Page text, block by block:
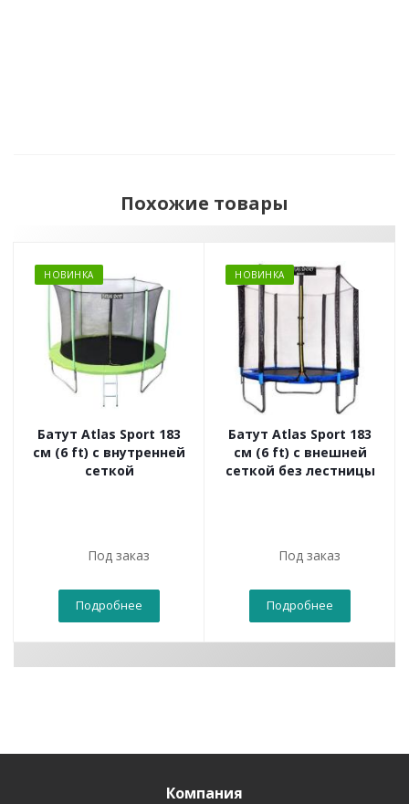
Похожие товары
НОВИНКА
Батут Atlas Sport 183
см (6 ft) с внутренней
сеткой
Под заказ
Подробнее
НОВИНКА
Батут Atlas Sport 183
см (6 ft) с внешней
сеткой без лестницы
Под заказ
Подробнее
Компания